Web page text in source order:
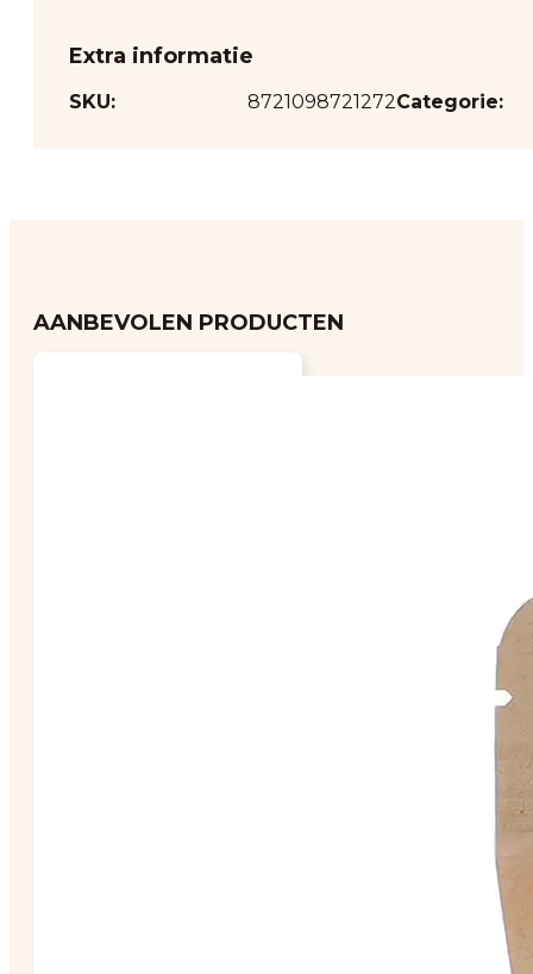
Extra informatie
SKU: 8721098721272Categorie:
AANBEVOLEN PRODUCTEN